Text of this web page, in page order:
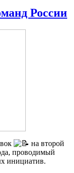
России
на второй
проводимый
инициатив.